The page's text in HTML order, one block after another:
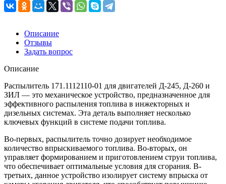
Описание
Отзывы
Задать вопрос
Описание
Распылитель 171.1112110-01 для двигателей Д-245, Д-260 и
ЗИЛ — это механическое устройство, предназначенное для
эффективного распыления топлива в инжекторных и
дизельных системах. Эта деталь выполняет несколько
ключевых функций в системе подачи топлива.
Во-первых, распылитель точно дозирует необходимое
количество впрыскиваемого топлива. Во-вторых, он
управляет формированием и приготовлением струи топлива,
что обеспечивает оптимальные условия для сгорания. В-
третьих, данное устройство изолирует систему впрыска от